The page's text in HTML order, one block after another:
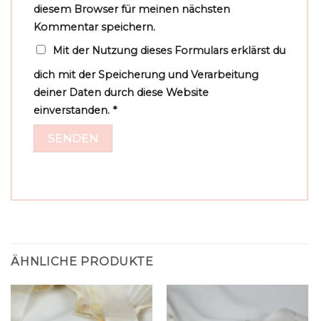
diesem Browser für meinen nächsten
Kommentar speichern.
Mit der Nutzung dieses Formulars erklärst du
dich mit der Speicherung und Verarbeitung
deiner Daten durch diese Website
einverstanden. *
ÄHNLICHE PRODUKTE